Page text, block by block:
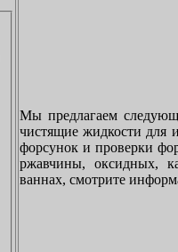
Мы предлагаем
чистящие жидкости для
форсунок и проверки
ржавчины, оксидных,
ваннах, смотрите